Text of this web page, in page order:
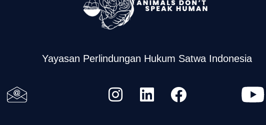
Yayasan Perlindungan Hukum Satwa Indonesia